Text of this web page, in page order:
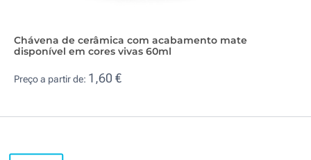
Chávena de cerâmica com acabamento mate
disponível em cores vivas 60ml
Preço a partir de: 1,60 €